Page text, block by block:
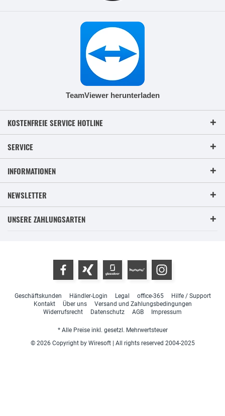
TeamViewer herunterladen
KOSTENFREIE SERVICE HOTLINE
SERVICE
INFORMATIONEN
NEWSLETTER
UNSERE ZAHLUNGSARTEN
Geschäftskunden Händler-Login Legal office-365
Hilfe / Support
Kontakt
Über uns
Versand und Zahlungsbedingungen
Widerrufsrecht
Datenschutz AGB Impressum
* Alle Preise inkl. gesetzl. Mehrwertsteuer
© 2026 Copyright by Wiresoft | All rights reserved 2004-2025